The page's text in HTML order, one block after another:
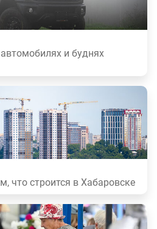
и буднях
что строится в Хабаровске